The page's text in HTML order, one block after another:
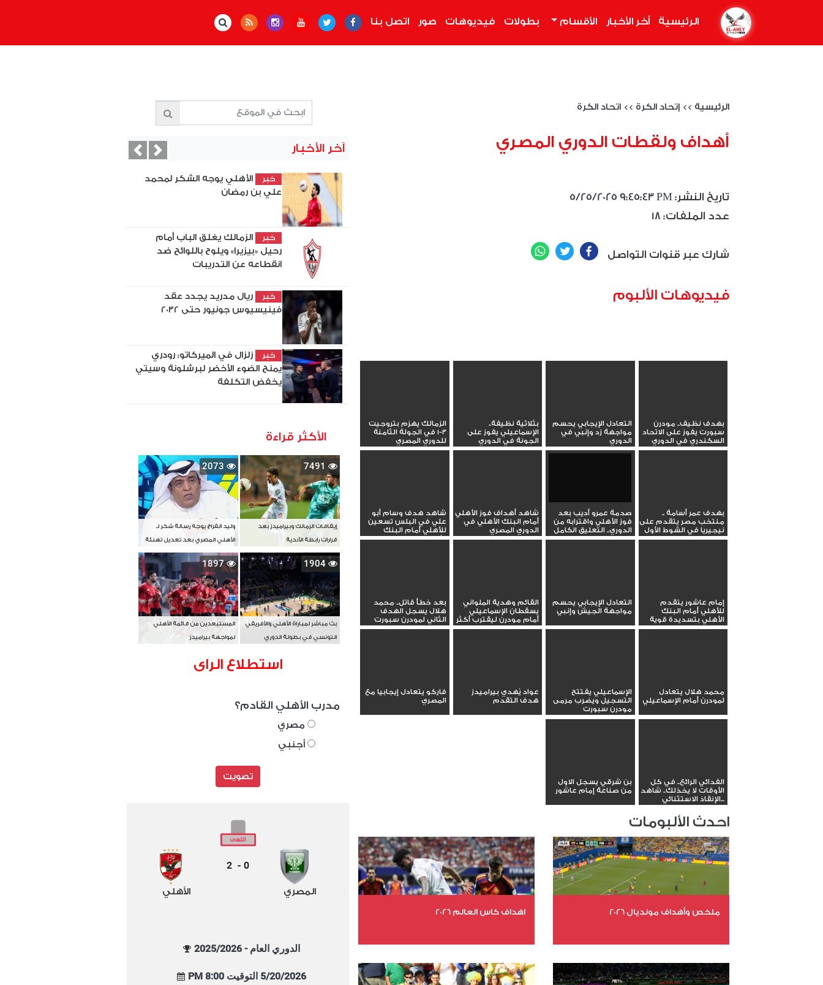
الرئيسية أخر الأخبار الأقسام بطولات فيديوهات صور اتصل بنا
الرئيسية >> إتحاد الكرة >> اتحاد الكرة
أهداف ولقطات الدوري المصري
5/25/2025 9:45:43 PM :تاريخ النشر
18 :عدد الملفات
شارك عبر قنوات التواصل Facebook
Twitter
WhatsApp
فيديوهات الألبوم
بهدف نظيف.. مودرن
سبورت يفوز على الاتحاد
السكندري في الدوري
التعادل الإيجابي يحسم
مواجهة زد وإنبي في
الدوري
بثلاثية نظيفة..
الإسماعيلي يفوز على
الجونة في الدوري
الزمالك يهزم بتروجيت
3-1 في الجولة الثامنة
للدوري المصري
بهدف عمر أسامة ..
منتخب مصر يتقدم على
نيجيريا في الشوط الأول
صدمة عمرو أديب بعد
فوز الأهلي واقترابه من
الدوري.. التعليق الكامل
شاهد أهداف فوز الأهلي
أمام البنك الأهلي في
الدوري المصري
شاهد هدف وسام أبو
علي في البلس تسعين
للأهلي أمام البنك
الأهلي
إمام عاشور يتقدم
للأهلي أمام البنك
الأهلي بتسديدة قوية
التعادل الإيجابي يحسم
مواجهة الجيش وإنبي
القائم وهدية الملواني
يسقطان الإسماعيلي
أمام مودرن ليقترب أكثر
من...
بعد خطأ قاتل.. محمد
هلال يسجل الهدف
الثاني لمودرن سبورت
محمد هلال يتعادل
لمودرن أمام الإسماعيلي
الإسماعيلي يفتتح
التسجيل ويضرب مرمى
مودرن سبورت
عواد يُهدي بيراميدز
هدف التقدم
فاركو يتعادل إيجابيا مع
المصري
الفدائي الرائع.. في كل
الأوقات لا يخذلك.. شاهد
الإنقاذ الاستثنائي...
بن شرقي يسجل الاول
من صناعة إمام عاشور
احدث الألبومات
ملخص وأهداف مونديال 2026
عدد المشاهدات 4876
اهداف كاس العالم 2026
عدد المشاهدات 1987
آخر الأخبار
خبر
الأهلي يوجه الشكر لمحمد
علي بن رمضان
خبر
الزمالك يغلق الباب أمام
رحيل «بيزيرا» ويلوح باللوائح ضد
انقطاعه عن التدريبات
خبر
ريال مدريد يجدد عقد
فينيسيوس جونيور حتى 2032
خبر
زلزال في الميركاتو: رودري
يمنح الضوء الأخضر لبرشلونة وسيتي
يخفض التكلفة
PreviousNext
الأكثر قراءة
7491
إيقافات الزمالك وبيراميدز بعد
قرارات رابطة الأندية
2073
وليد الفراج يوجه رسالة شكر لـ
الأهلي المصري بعد تعديل تهنئة
بطل آسيا
1904
بث مباشر لمباراة الأهلي والأفريقي
التونسي في بطولة الدوري
1897
المستبعدين من قائمة الأهلي
لمواجهة بيراميدز
استطلاع الراى
مدرب الأهلي القادم؟
مصري
أجنبي
تصويت
المصري
0
-
2
الأهلي
الدوري العام - 2025/2026
5/20/2026 التوقيت 8:00 PM